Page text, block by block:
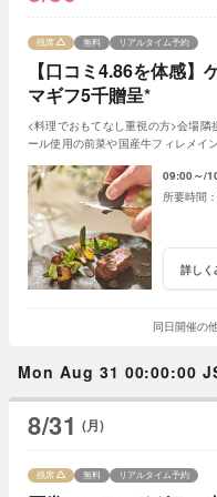
【口コミ4.86を体感
マギフ5千贈呈*
残席 無料 リアルタイム予約
<料理でおもてなし重視の方>会場
ール使用の前菜や国産牛フィレメイ
09:00～
詳しく
同日開催の
Mon Aug 31 00:00:00
8/31 (月)
残席 無料 リアルタイム予約